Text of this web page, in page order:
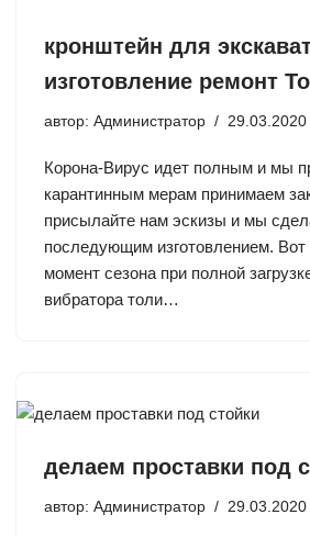
кронштейн для
изготовление ремонт
автор: Администратор 29.03.2020
Корона-Вирус идет полным и мы
карантинным мерам принимаем
присылайте нам эскизы и мы
последующим изготовлением. Вот
момент сезона при полной
вибратора толи…
делаем проставки под
автор: Администратор 29.03.2020